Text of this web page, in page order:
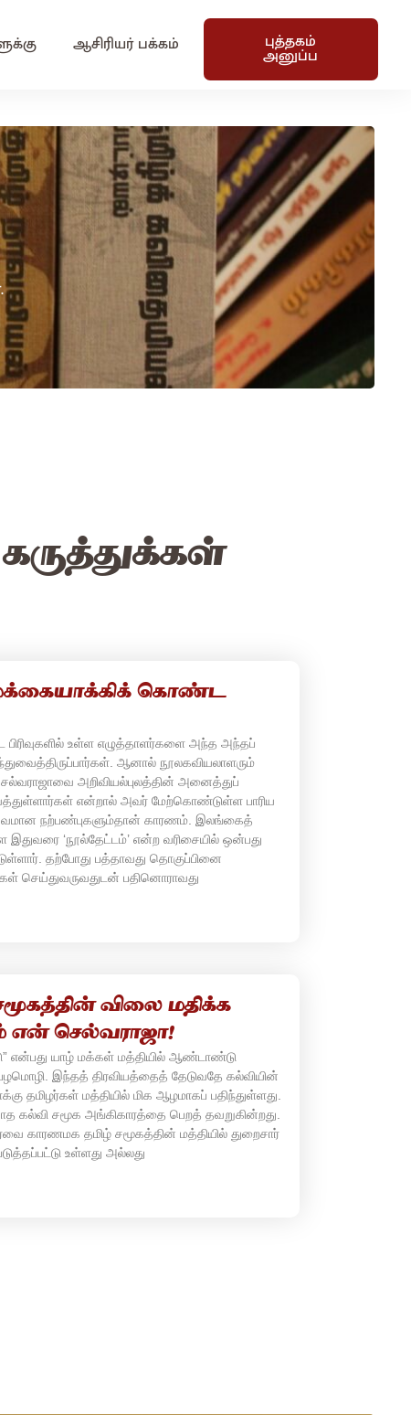
ஆசிரியர் பக்கம் புத்தகம்
அனுப்ப
கொண்ட
பிரிவுகளில் உள்ள எழுத்தாளர்களை அந்த அந்தப்
ஆனால் நூலகவியலாளரும்
அறிவியல்புலத்தின் அனைத்துப்
என்றால் அவர் மேற்கொண்டுள்ள பாரிய
நற்பண்புகளும்தான் காரணம். இலங்கைத்
‘நூல்தேட்டம்’ என்ற வரிசையில் ஒன்பது
தற்போது பத்தாவது தொகுப்பினை
செய்துவருவதுடன் பதினொராவது
விலை மதிக்க
என் செல்வராஜா!
என்பது யாழ் மக்கள் மத்தியில் ஆண்டாண்டு
இந்தத் திரவியத்தைத் தேடுவதே கல்வியின்
தமிழர்கள் மத்தியில் மிக ஆழமாகப் பதிந்துள்ளது.
கல்வி சமூக அங்கிகாரத்தை பெறத் தவறுகின்றது.
காரணமக தமிழ் சமூகத்தின் மத்தியில் துறைசார்
உள்ளது அல்லது